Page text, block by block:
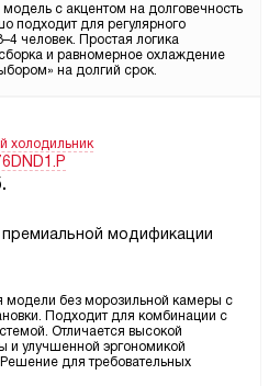
с акцентом на долговечность
подходит для регулярного
человек. Простая логика
и равномерное охлаждение
на долгий срок.
холодильник
модификации
модели без морозильной камеры с
Подходит для комбинации с
Отличается высокой
и улучшенной эргономикой
для требовательных